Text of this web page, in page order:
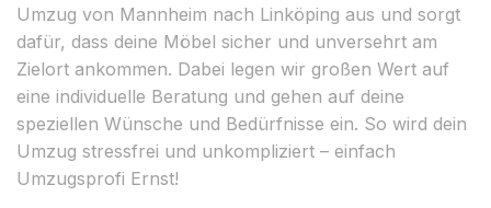
Umzug von Mannheim nach Linköping aus und sorgt
dafür, dass deine Möbel sicher und unversehrt am
Zielort ankommen. Dabei legen wir großen Wert auf
eine individuelle Beratung und gehen auf deine
speziellen Wünsche und Bedürfnisse ein. So wird dein
Umzug stressfrei und unkompliziert – einfach
Umzugsprofi Ernst!